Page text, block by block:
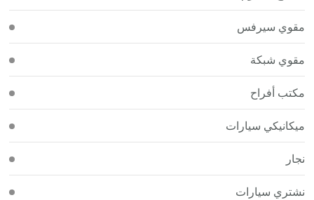
مقوي سيرفس
مقوي شبكة
مكتب أفراح
ميكانيكي سيارات
نجار
نشتري سيارات